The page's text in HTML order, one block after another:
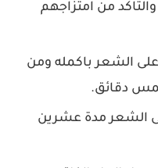
من امتزاجهم
على الشعر باكمله ومن
دقائق.
على الشعر مدة عشرين